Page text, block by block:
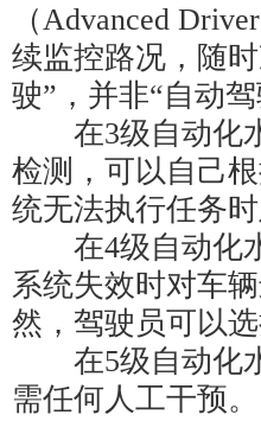
（Advanced
续监控路况，随
驶”，并非“自动驾
在3级自动化水
检测，可以自己
统无法执行任务时
在4级自动化水
系统失效时对车
然，驾驶员可以选
在5级自动化水
需任何人工干预。